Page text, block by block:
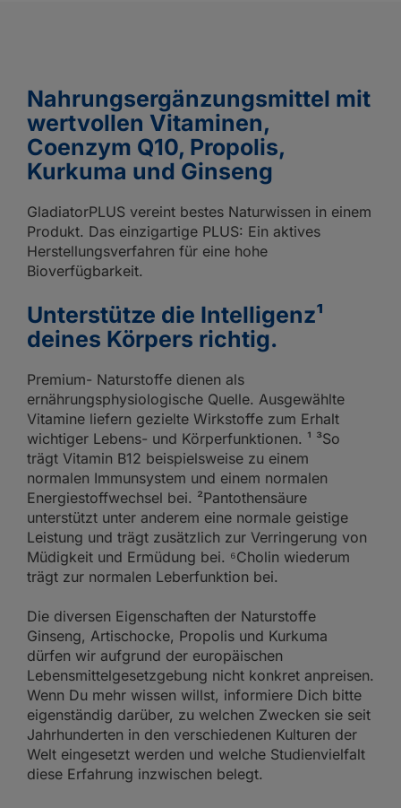
Nahrungsergänzungsmittel mit
wertvollen Vitaminen,
Coenzym Q10, Propolis,
Kurkuma und Ginseng
GladiatorPLUS vereint bestes Naturwissen in einem
Produkt. Das einzigartige PLUS: Ein aktives
Herstellungsverfahren für eine hohe
Bioverfügbarkeit.
Unterstütze die Intelligenz¹
deines Körpers richtig.
Premium- Naturstoffe dienen als
ernährungsphysiologische Quelle. Ausgewählte
Vitamine liefern gezielte Wirkstoffe zum Erhalt
wichtiger Lebens- und Körperfunktionen. ¹ ³So
trägt Vitamin B12 beispielsweise zu einem
normalen Immunsystem und einem normalen
Energiestoffwechsel bei. ²Pantothensäure
unterstützt unter anderem eine normale geistige
Leistung und trägt zusätzlich zur Verringerung von
Müdigkeit und Ermüdung bei. ⁶Cholin wiederum
trägt zur normalen Leberfunktion bei.
Die diversen Eigenschaften der Naturstoffe
Ginseng, Artischocke, Propolis und Kurkuma
dürfen wir aufgrund der europäischen
Lebensmittelgesetzgebung nicht konkret anpreisen.
Wenn Du mehr wissen willst, informiere Dich bitte
eigenständig darüber, zu welchen Zwecken sie seit
Jahrhunderten in den verschiedenen Kulturen der
Welt eingesetzt werden und welche Studienvielfalt
diese Erfahrung inzwischen belegt.